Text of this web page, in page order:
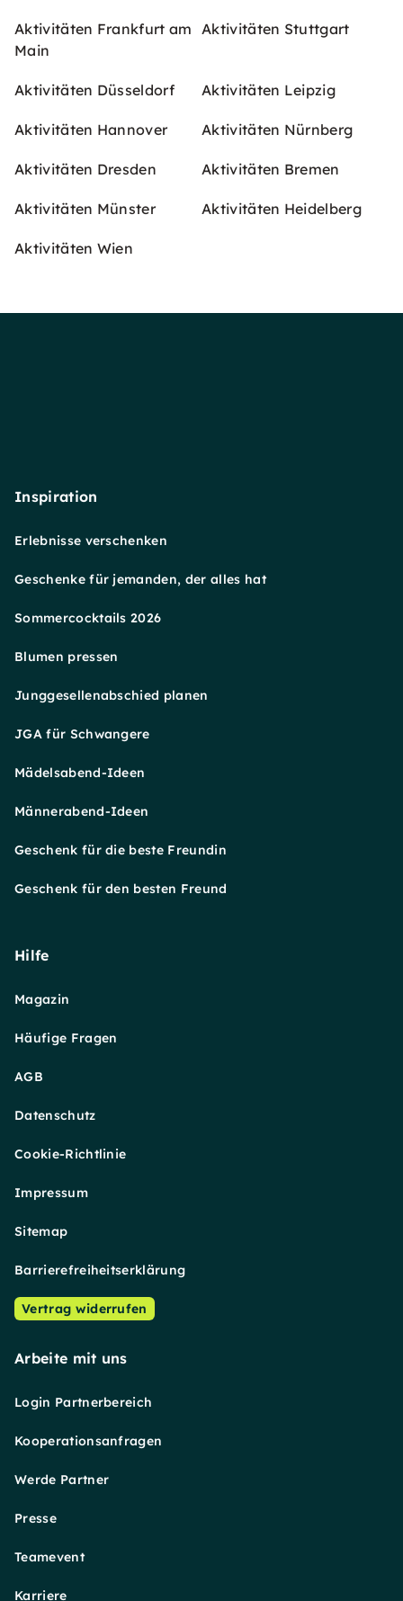
Aktivitäten Frankfurt am
Main
Aktivitäten Stuttgart
Aktivitäten Düsseldorf Aktivitäten Leipzig
Aktivitäten Hannover Aktivitäten Nürnberg
Aktivitäten Dresden Aktivitäten Bremen
Aktivitäten Münster Aktivitäten Heidelberg
Aktivitäten Wien
Inspiration
Erlebnisse verschenken
Geschenke für jemanden, der alles hat
Sommercocktails 2026
Blumen pressen
Junggesellenabschied planen
JGA für Schwangere
Mädelsabend-Ideen
Männerabend-Ideen
Geschenk für die beste Freundin
Geschenk für den besten Freund
Hilfe
Magazin
Häufige Fragen
AGB
Datenschutz
Cookie-Richtlinie
Impressum
Sitemap
Barrierefreiheitserklärung
Vertrag widerrufen
Arbeite mit uns
Login Partnerbereich
Kooperationsanfragen
Werde Partner
Presse
Teamevent
Karriere